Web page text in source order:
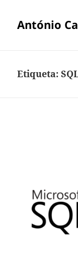
António
Etiqueta: